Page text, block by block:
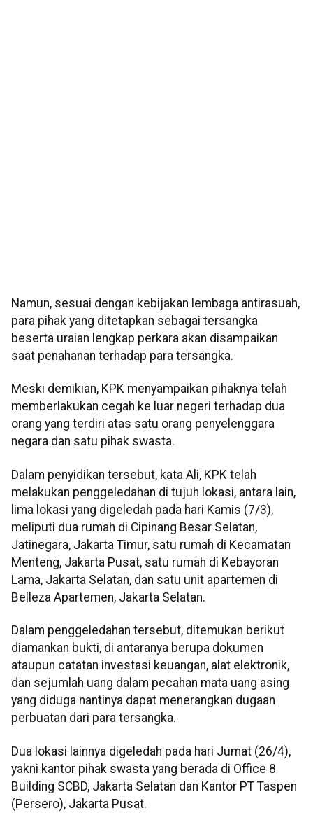
Namun, sesuai dengan kebijakan lembaga antirasuah,
para pihak yang ditetapkan sebagai tersangka
beserta uraian lengkap perkara akan disampaikan
saat penahanan terhadap para tersangka.
Meski demikian, KPK menyampaikan pihaknya telah
memberlakukan cegah ke luar negeri terhadap dua
orang yang terdiri atas satu orang penyelenggara
negara dan satu pihak swasta.
Dalam penyidikan tersebut, kata Ali, KPK telah
melakukan penggeledahan di tujuh lokasi, antara lain,
lima lokasi yang digeledah pada hari Kamis (7/3),
meliputi dua rumah di Cipinang Besar Selatan,
Jatinegara, Jakarta Timur, satu rumah di Kecamatan
Menteng, Jakarta Pusat, satu rumah di Kebayoran
Lama, Jakarta Selatan, dan satu unit apartemen di
Belleza Apartemen, Jakarta Selatan.
Dalam penggeledahan tersebut, ditemukan berikut
diamankan bukti, di antaranya berupa dokumen
ataupun catatan investasi keuangan, alat elektronik,
dan sejumlah uang dalam pecahan mata uang asing
yang diduga nantinya dapat menerangkan dugaan
perbuatan dari para tersangka.
Dua lokasi lainnya digeledah pada hari Jumat (26/4),
yakni kantor pihak swasta yang berada di Office 8
Building SCBD, Jakarta Selatan dan Kantor PT Taspen
(Persero), Jakarta Pusat.